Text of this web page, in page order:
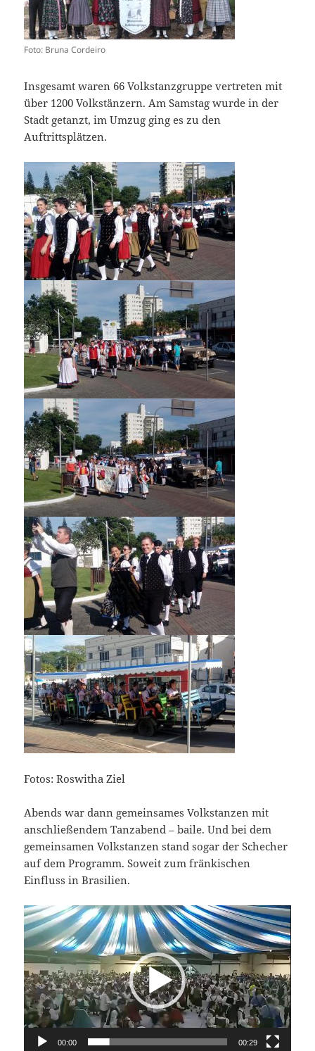
Foto: Bruna Cordeiro
Insgesamt waren 66 Volkstanzgruppe vertreten mit
über 1200 Volkstänzern. Am Samstag wurde in der
Stadt getanzt, im Umzug ging es zu den
Auftrittsplätzen.
Fotos: Roswitha Ziel
Abends war dann gemeinsames Volkstanzen mit
anschließendem Tanzabend – baile. Und bei dem
gemeinsamen Volkstanzen stand sogar der Schecher
auf dem Programm. Soweit zum fränkischen
Einfluss in Brasilien.
Video-
Player
00:00 00:29